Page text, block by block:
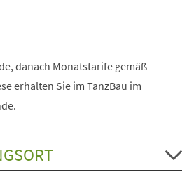
danach Monatstarife gemäß
erhalten Sie im TanzBau im